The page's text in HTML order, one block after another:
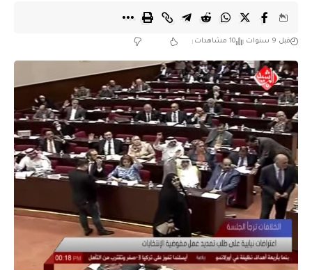
قبل 9 سنوات 10 مشاهدات